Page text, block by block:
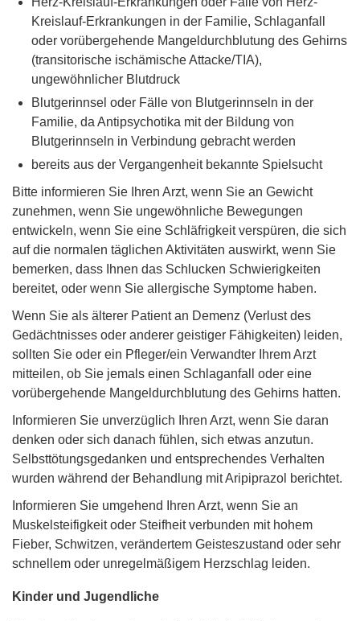
Kreislauf-Erkrankungen in der Familie, Schlaganfall
oder vorübergehende Mangeldurchblutung des Gehirns
(transitorische ischämische Attacke/TIA),
ungewöhnlicher Blutdruck
Blutgerinnsel oder Fälle von Blutgerinnseln in der
Familie, da Antipsychotika mit der Bildung von
Blutgerinnseln in Verbindung gebracht werden
bereits aus der Vergangenheit bekannte Spielsucht
Bitte informieren Sie Ihren Arzt, wenn Sie an Gewicht
zunehmen, wenn Sie ungewöhnliche Bewegungen
entwickeln, wenn Sie eine Schläfrigkeit verspüren, die sich
auf die normalen täglichen Aktivitäten auswirkt, wenn Sie
bemerken, dass Ihnen das Schlucken Schwierigkeiten
bereitet, oder wenn Sie allergische Symptome haben.
Wenn Sie als älterer Patient an Demenz (Verlust des
Gedächtnisses oder anderer geistiger Fähigkeiten) leiden,
sollten Sie oder ein Pfleger/ein Verwandter Ihrem Arzt
mitteilen, ob Sie jemals einen Schlaganfall oder eine
vorübergehende Mangeldurchblutung des Gehirns hatten.
Informieren Sie unverzüglich Ihren Arzt, wenn Sie daran
denken oder sich danach fühlen, sich etwas anzutun.
Selbsttötungsgedanken und entsprechendes Verhalten
wurden während der Behandlung mit Aripiprazol berichtet.
Informieren Sie umgehend Ihren Arzt, wenn Sie an
Muskelsteifigkeit oder Steifheit verbunden mit hohem
Fieber, Schwitzen, verändertem Geisteszustand oder sehr
schnellem oder unregelmäßigem Herzschlag leiden.
Kinder und Jugendliche